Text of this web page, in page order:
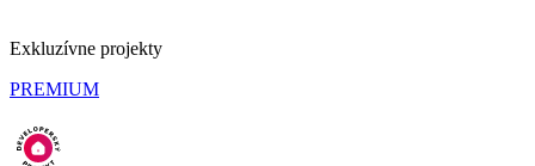
Exkluzívne projekty
PREMIUM